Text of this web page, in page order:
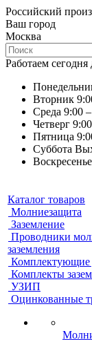
Российский
Ваш город
Москва
Работаем сегодня
Вторник
Среда 9:00
Четверг
Пятница
Суббота
Воскресенье
Каталог товаров
Молниезащита
Заземление
Проводники
заземления
Комплектующие
Комплекты
УЗИП
Оцинкованные